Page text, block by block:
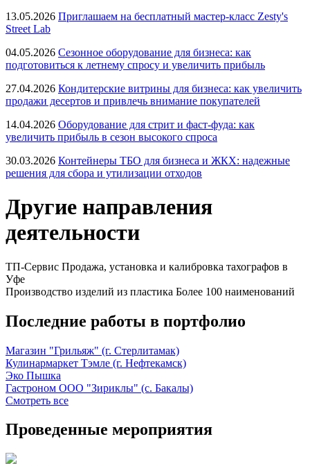
13.05.2026 Приглашаем на бесплатный мастер-класс Zesty's
Street Lab
04.05.2026 Сезонное оборудование для бизнеса: как
подготовиться к летнему спросу и увеличить прибыль
27.04.2026 Кондитерские витрины для бизнеса: как увеличить
продажи десертов и привлечь внимание покупателей
14.04.2026 Оборудование для стрит и фаст-фуда: как
увеличить прибыль в сезон высокого спроса
30.03.2026 Контейнеры ТБО для бизнеса и ЖКХ: надежные
решения для сбора и утилизации отходов
Другие направления
деятельности
ТП-Сервис Продажа, установка и калибровка тахографов в
Уфе
Производство изделий из пластика Более 100 наименований
Последние работы в портфолио
Магазин "Грильяж" (г. Стерлитамак)
Кулинармаркет Тэмле (г. Нефтекамск)
Эко Пышка
Гастроном ООО "Зириклы" (с. Бакалы)
Смотреть все
Проведенные мероприятия